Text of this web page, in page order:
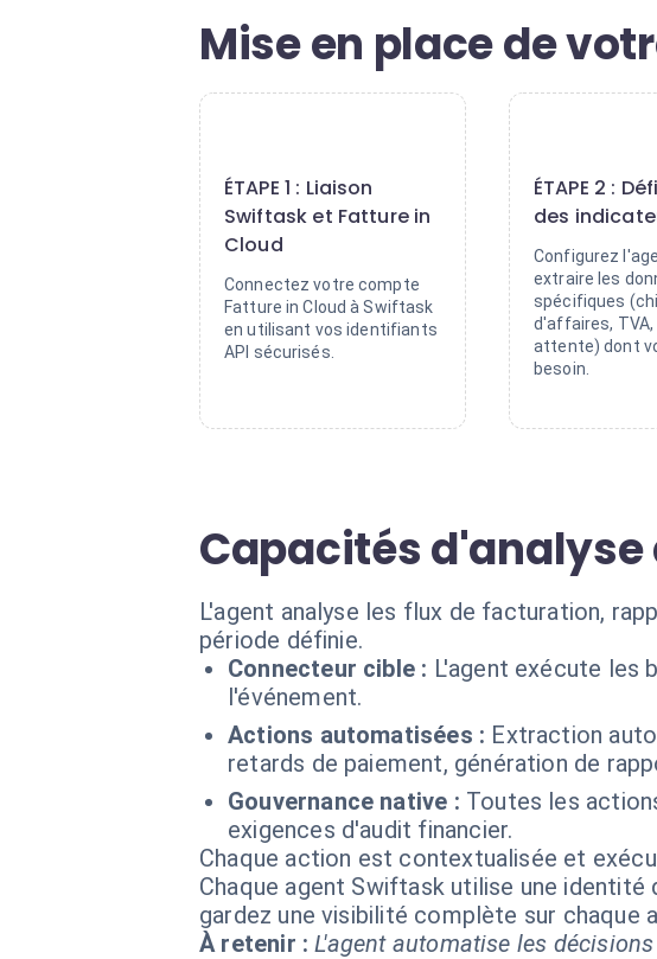
Mise en place de
ÉTAPE 1 : Liaison
Swiftask et Fatture in
Cloud
Connectez votre compte
Fatture in Cloud à Swiftask
en utilisant vos identifiants
API sécurisés.
ÉTAPE 2 :
des
Configurez
extraire les
spécifiques
d'affaires,
attente) dont
besoin.
Capacités d'analyse
L'agent analyse les flux de facturation,
période définie.
Connecteur cible : L'agent exécute les
l'événement.
Actions automatisées : Extraction
retards de paiement, génération de
Gouvernance native : Toutes les
exigences d'audit financier.
Chaque action est contextualisée et
Chaque agent Swiftask utilise une identité
gardez une visibilité complète sur chaque
À retenir : L'agent automatise les